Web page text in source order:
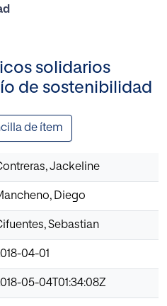
solidarios
de sostenibilidad
de ítem
Jackeline
Diego
Sebastian
04-01
05-04T01:34:08Z